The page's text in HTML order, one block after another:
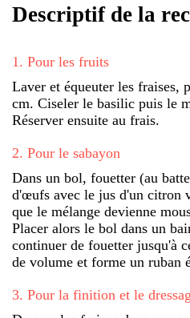
Descriptif de la
1 . Pour les fruits
Laver et équeuter les fraises,
cm. Ciseler le basilic puis le
Réserver ensuite au frais.
2. Pour le sabayon
Dans un bol, fouetter (au
d'œufs avec le jus d'un citron
que le mélange devienne
Placer alors le bol dans un
continuer de fouetter jusqu'à
de volume et forme un ruban
3. Pour la finition et le